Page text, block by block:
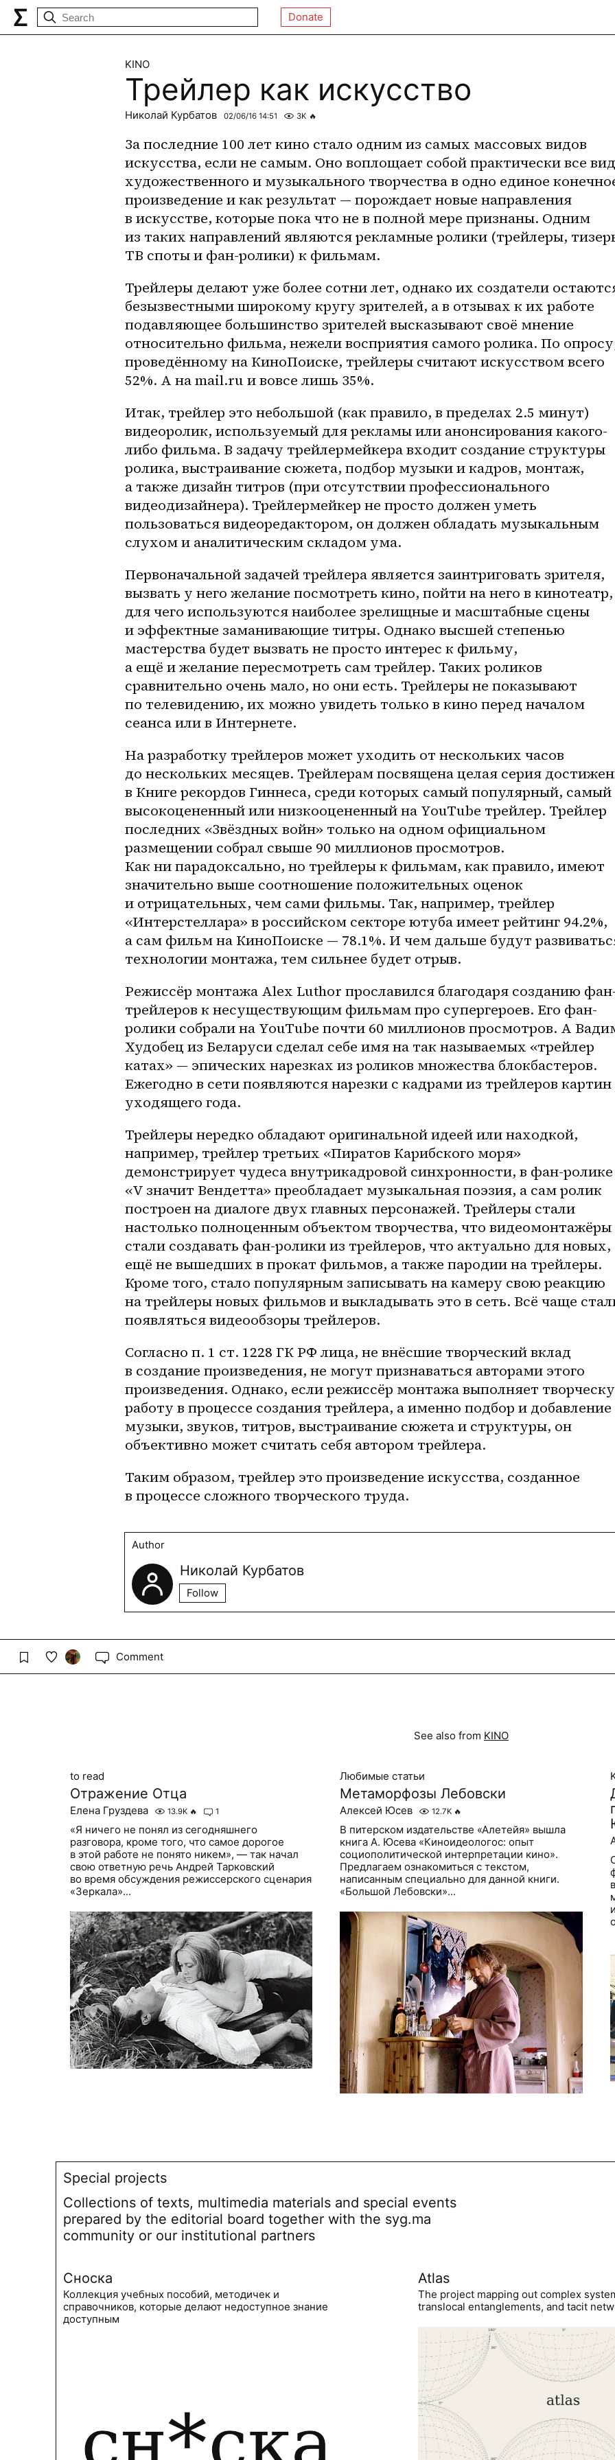
Donate
KINO
Трейлер как искусство
Николай Курбатов 02/06/16 14:51 3K 🔥
За последние 100 лет кино стало одним из самых массовых видов
искусства, если не самым. Оно воплощает собой практически все
художественного и музыкального творчества в одно единое
произведение и как результат — порождает новые направления
в искусстве, которые пока что не в полной мере признаны. Одним
из таких направлений являются рекламные ролики (трейлеры,
ТВ споты и фан-ролики) к фильмам.
Трейлеры делают уже более сотни лет, однако их создатели
безызвестными широкому кругу зрителей, а в отзывах к их работе
подавляющее большинство зрителей высказывают своё мнение
относительно фильма, нежели восприятия самого ролика. По
проведённому на КиноПоиске, трейлеры считают искусством всего
52%. А на mail.ru и вовсе лишь 35%.
Итак, трейлер это небольшой (как правило, в пределах 2.5 минут)
видеоролик, используемый для рекламы или анонсирования какого-
либо фильма. В задачу трейлермейкера входит создание структуры
ролика, выстраивание сюжета, подбор музыки и кадров, монтаж,
а также дизайн титров (при отсутствии профессионального
видеодизайнера). Трейлермейкер не просто должен уметь
пользоваться видеоредактором, он должен обладать музыкальным
слухом и аналитическим складом ума.
Первоначальной задачей трейлера является заинтриговать зрителя,
вызвать у него желание посмотреть кино, пойти на него в кинотеатр,
для чего используются наиболее зрелищные и масштабные сцены
и эффектные заманивающие титры. Однако высшей степенью
мастерства будет вызвать не просто интерес к фильму,
а ещё и желание пересмотреть сам трейлер. Таких роликов
сравнительно очень мало, но они есть. Трейлеры не показывают
по телевидению, их можно увидеть только в кино перед началом
сеанса или в Интернете.
На разработку трейлеров может уходить от нескольких часов
до нескольких месяцев. Трейлерам посвящена целая серия
в Книге рекордов Гиннеса, среди которых самый популярный, самый
высокоцененный или низкооцененный на YouTube трейлер. Трейлер
последних «Звёздных войн» только на одном официальном
размещении собрал свыше 90 миллионов просмотров.
Как ни парадоксально, но трейлеры к фильмам, как правило, имеют
значительно выше соотношение положительных оценок
и отрицательных, чем сами фильмы. Так, например, трейлер
«Интерстеллара» в российском секторе ютуба имеет рейтинг 94.2%,
а сам фильм на КиноПоиске — 78.1%. И чем дальше будут
технологии монтажа, тем сильнее будет отрыв.
Режиссёр монтажа Alex Luthor прославился благодаря созданию
трейлеров к несуществующим фильмам про супергероев. Его фан-
ролики собрали на YouTube почти 60 миллионов просмотров. А
Худобец из Беларуси сделал себе имя на так называемых «трейлер
катах» — эпических нарезках из роликов множества блокбастеров.
Ежегодно в сети появляются нарезки с кадрами из трейлеров картин
уходящего года.
Трейлеры нередко обладают оригинальной идеей или находкой,
например, трейлер третьих «Пиратов Карибского моря»
демонстрирует чудеса внутрикадровой синхронности, в фан-ролике
«V значит Вендетта» преобладает музыкальная поэзия, а сам ролик
построен на диалоге двух главных персонажей. Трейлеры стали
настолько полноценным объектом творчества, что видеомонтажёры
стали создавать фан-ролики из трейлеров, что актуально для новых,
ещё не вышедших в прокат фильмов, а также пародии на трейлеры.
Кроме того, стало популярным записывать на камеру свою реакцию
на трейлеры новых фильмов и выкладывать это в сеть. Всё чаще
появляться видеообзоры трейлеров.
Согласно п. 1 ст. 1228 ГК РФ лица, не внёсшие творческий вклад
в создание произведения, не могут признаваться авторами этого
произведения. Однако, если режиссёр монтажа выполняет
работу в процессе создания трейлера, а именно подбор и добавление
музыки, звуков, титров, выстраивание сюжета и структуры, он
объективно может считать себя автором трейлера.
Таким образом, трейлер это произведение искусства, созданное
в процессе сложного творческого труда.
Author
Николай Курбатов
Follow
Comment
See also from KINO
to read
Отражение Отца
Елена Груздева 13.9K 🔥 1
«Я ничего не понял из сегодняшнего
разговора, кроме того, что самое дорогое
в этой работе не понято никем», — так начал
свою ответную речь Андрей Тарковский
во время обсуждения режиссерского сценария
«Зеркала»...
Любимые статьи
Метаморфозы Лебовски
Алексей Юсев 12.7K 🔥
В питерском издательстве «Алетейя» вышла
книга А. Юсева «Киноидеологос: опыт
социополитической интерпретации кино».
Предлагаем ознакомиться с текстом,
написанным специально для данной книги.
«Большой Лебовски»...
Special projects
Collections of texts, multimedia materials and special events
prepared by the editorial board together with the syg.ma
community or our institutional partners
Сноска
Коллекция учебных пособий, методичек и
справочников, которые делают недоступное знание
доступным
Atlas
The project mapping out complex
translocal entanglements, and tacit